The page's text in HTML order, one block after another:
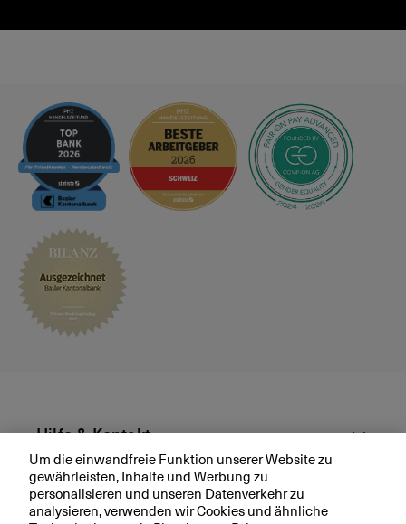
t
n
n
w
i
Hilfe & Kontakt
Aktuell
Um die einwandfreie Funktion unserer Website zu
gewährleisten, Inhalte und Werbung zu
personalisieren und unseren Datenverkehr zu
analysieren, verwenden wir Cookies und ähnliche